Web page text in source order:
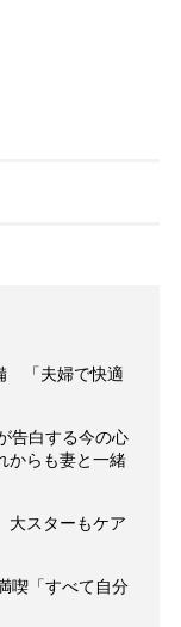
「夫婦で快適
告白する今の心
からも妻と一緒
スターもケア
喫「すべて自分